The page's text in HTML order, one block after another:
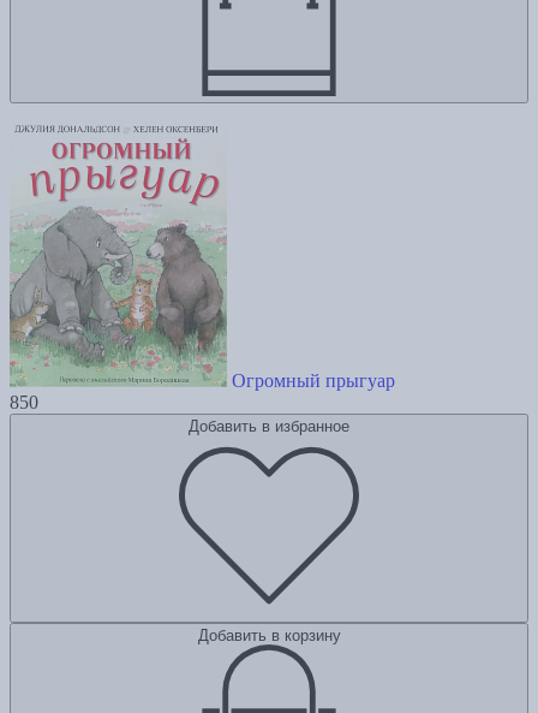
Огромный прыгуар
850
Добавить в избранное
Добавить в корзину